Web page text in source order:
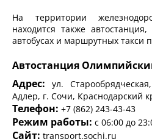
На территории
находится также
автобусах и маршрутных такси
Автостанция
Адрес: ул.
Адлер, г. Сочи, Краснодарский
Телефон: +7 (862) 243-43-43
Режим работы: с 06:00 до
Сайт: transport.sochi.ru